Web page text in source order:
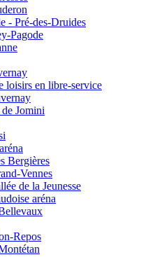
- Pré-des-Druides
Pagode
loisirs en libre-service
Jomini
Bergières
Vennes
de la Jeunesse
aréna
Repos